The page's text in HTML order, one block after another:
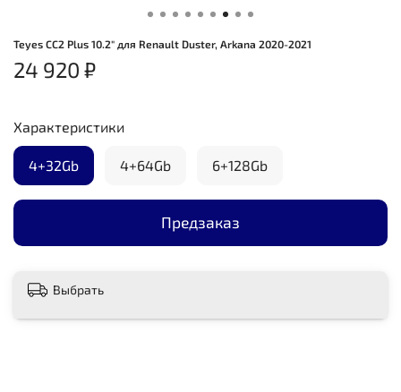
Teyes CC2 Plus 10.2" для Renault Duster, Arkana 2020-2021
24 920 ₽
Предзаказ
Характеристики
4+32Gb 4+64Gb 6+128Gb
Выбрать